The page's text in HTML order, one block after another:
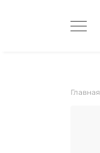
Главная